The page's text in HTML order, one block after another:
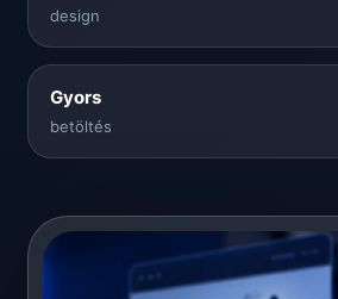
design
Gyors
betöltés